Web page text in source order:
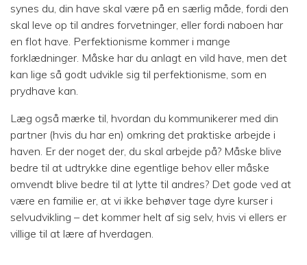
synes du, din have skal være på en særlig måde, fordi den
skal leve op til andres forvetninger, eller fordi naboen har
en flot have. Perfektionisme kommer i mange
forklædninger. Måske har du anlagt en vild have, men det
kan lige så godt udvikle sig til perfektionisme, som en
prydhave kan.
Læg også mærke til, hvordan du kommunikerer med din
partner (hvis du har en) omkring det praktiske arbejde i
haven. Er der noget der, du skal arbejde på? Måske blive
bedre til at udtrykke dine egentlige behov eller måske
omvendt blive bedre til at lytte til andres? Det gode ved at
være en familie er, at vi ikke behøver tage dyre kurser i
selvudvikling – det kommer helt af sig selv, hvis vi ellers er
villige til at lære af hverdagen.